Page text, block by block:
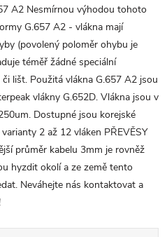
A2 Nesmírnou výhodou tohoto
G.657 A2 - vlákna mají
(povolený poloměr ohybu je
téměř žádné speciální
lišt. Použitá vlákna G.657 A2 jsou
vlákny G.652D. Vlákna jsou v
Dostupné jsou korejské
2 až 12 vláken PŘEVĚSY
průměr kabelu 3mm je rovněž
hyzdit okolí a ze země tento
Neváhejte nás kontaktovat a